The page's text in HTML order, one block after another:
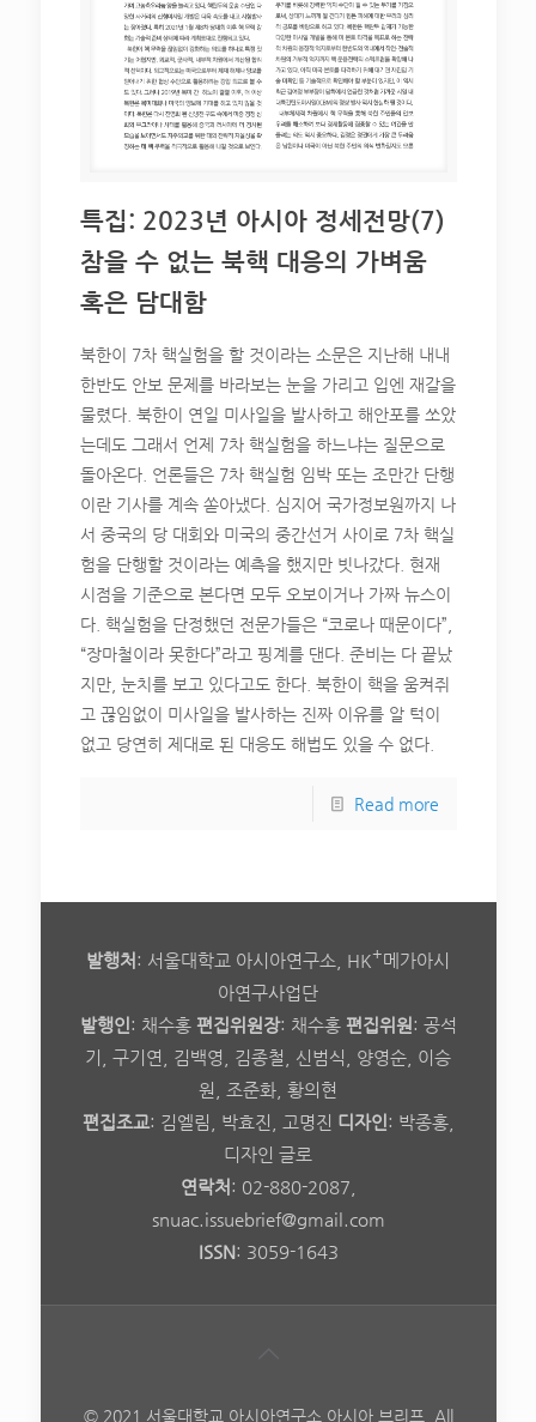
특집: 2023년 아시아 정세전망(7)
참을 수 없는 북핵 대응의 가벼움
혹은 담대함
북한이 7차 핵실험을 할 것이라는 소문은 지난해 내내
한반도 안보 문제를 바라보는 눈을 가리고 입엔 재갈을
물렸다. 북한이 연일 미사일을 발사하고 해안포를 쏘았
는데도 그래서 언제 7차 핵실험을 하느냐는 질문으로
돌아온다. 언론들은 7차 핵실험 임박 또는 조만간 단행
이란 기사를 계속 쏟아냈다. 심지어 국가정보원까지 나
서 중국의 당 대회와 미국의 중간선거 사이로 7차 핵실
험을 단행할 것이라는 예측을 했지만 빗나갔다. 현재
시점을 기준으로 본다면 모두 오보이거나 가짜 뉴스이
다. 핵실험을 단정했던 전문가들은 “코로나 때문이다”,
“장마철이라 못한다”라고 핑계를 댄다. 준비는 다 끝났
지만, 눈치를 보고 있다고도 한다. 북한이 핵을 움켜쥐
고 끊임없이 미사일을 발사하는 진짜 이유를 알 턱이
없고 당연히 제대로 된 대응도 해법도 있을 수 없다.
Read more
발행처 : 서울대학교 아시아연구소, HK+메가아시
아연구사업단
발행인: 채수홍 편집위원장: 채수홍 편집위원: 공석
기, 구기연, 김백영, 김종철, 신범식, 양영순, 이승
원, 조준화, 황의현
편집조교: 김엘림, 박효진, 고명진 디자인: 박종홍,
디자인 글로
연락처 : 02-880-2087,
snuac.issuebrief@gmail.com
ISSN: 3059-1643
© 2021 서울대학교 아시아연구소 아시아 브리프. All